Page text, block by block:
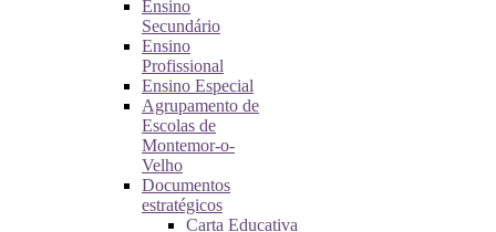
Ensino
Secundário
Ensino
Profissional
Ensino Especial
Agrupamento de
Escolas de
Montemor-o-
Velho
Documentos
estratégicos
Carta Educativa